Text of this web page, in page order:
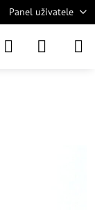
Panel uživatele